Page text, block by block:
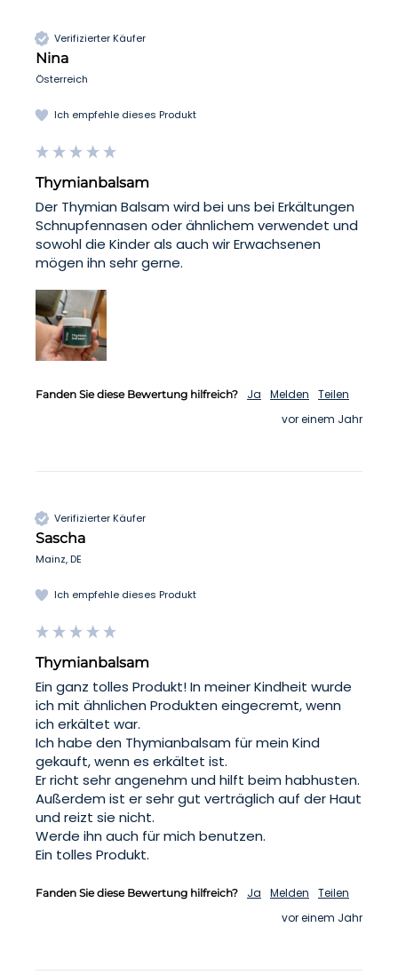
Verifizierter Käufer
Nina
Österreich
Ich empfehle dieses Produkt
Thymianbalsam
Der Thymian Balsam wird bei uns bei Erkältungen
Schnupfennasen oder ähnlichem verwendet und
sowohl die Kinder als auch wir Erwachsenen
mögen ihn sehr gerne.
Fanden Sie diese Bewertung hilfreich? Ja Melden
Teilen
vor einem Jahr
Verifizierter Käufer
Sascha
Mainz, DE
Ich empfehle dieses Produkt
Thymianbalsam
Ein ganz tolles Produkt! In meiner Kindheit wurde
ich mit ähnlichen Produkten eingecremt, wenn
ich erkältet war.
Ich habe den Thymianbalsam für mein Kind
gekauft, wenn es erkältet ist.
Er richt sehr angenehm und hilft beim habhusten.
Außerdem ist er sehr gut verträglich auf der Haut
und reizt sie nicht.
Werde ihn auch für mich benutzen.
Ein tolles Produkt.
Fanden Sie diese Bewertung hilfreich? Ja Melden
Teilen
vor einem Jahr